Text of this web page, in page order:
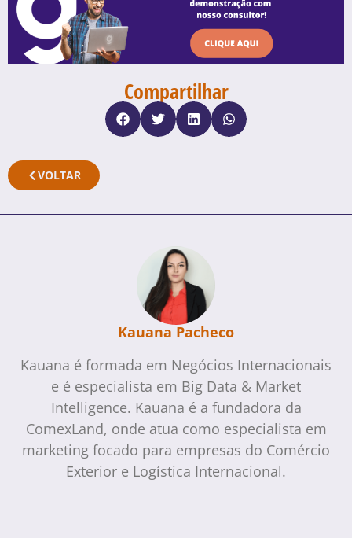
Compartilhar
VOLTAR
Kauana Pacheco
Kauana é formada em Negócios Internacionais
e é especialista em Big Data & Market
Intelligence. Kauana é a fundadora da
ComexLand, onde atua como especialista em
marketing focado para empresas do Comércio
Exterior e Logística Internacional.